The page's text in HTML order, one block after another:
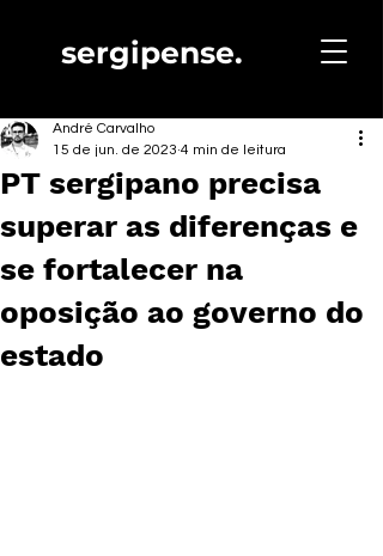
sergipense.
PT sergipano precisa
superar as diferenças e
se fortalecer na
oposição ao governo do
estado
André Carvalho
15 de jun. de 2023 4 min de leitura